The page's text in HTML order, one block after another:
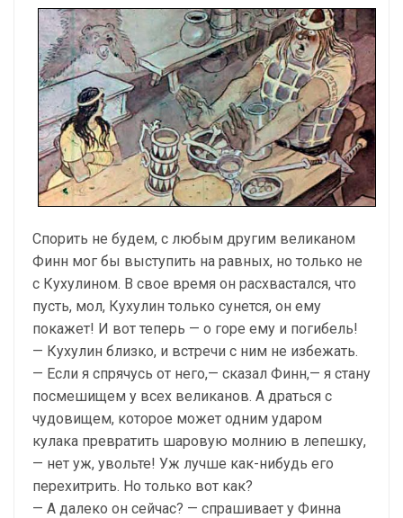
Спорить не будем, с любым другим великаном
Финн мог бы выступить на равных, но только не
с Кухулином. В свое время он расхвастался, что
пусть, мол, Кухулин только сунется, он ему
покажет! И вот теперь — о горе ему и погибель!
— Кухулин близко, и встречи с ним не избежать.
— Если я спрячусь от него,— сказал Финн,— я стану
посмешищем у всех великанов. А драться с
чудовищем, которое может одним ударом
кулака превратить шаровую молнию в лепешку,
— нет уж, увольте! Уж лучше как-нибудь его
перехитрить. Но только вот как?
— А далеко он сейчас? — спрашивает у Финна